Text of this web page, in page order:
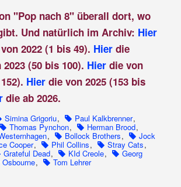
"Pop nach 8" überall dort, wo
Und natürlich im Archiv: Hier
2022 (1 bis 49). Hierdie
(50 bis 100). Hier die von
Hier die von 2025 (153 bis
die ab 2026.
Simina Grigoriu, Paul Kalkbrenner,
Thomas Pynchon, Herman Brood,
, Bollock Brothers, Jock
Cooper, Phil Collins, Stray Cats,
Grateful Dead, KId Creole, Georg
, Tom Lehrer